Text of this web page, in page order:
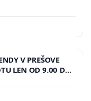
V PREŠOVE
LEN OD 9.00 DO
CIEĽ 8.00 – 18.00
C-AREA NA